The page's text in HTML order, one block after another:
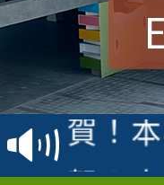
賀！
賽 洪
名
賀！
倩參
賀！